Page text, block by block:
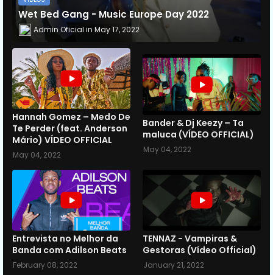
Wet Bed Gang - Music Europe Day 2022
Admin Oficial May 17, 2022
Hannah Gomez – Medo De
Te Perder (feat. Anderson
Mário) VÍDEO OFFICIAL
May 04, 2022
Bander & Dj Keezy – Ta
maluca (VÍDEO OFFICIAL)
May 04, 2022
Entrevista no Melhor da
Banda com Adilson Beats
February 08, 2022
TENNAZ - Vampiras &
Gestoras (Vídeo Official)
January 21, 2022